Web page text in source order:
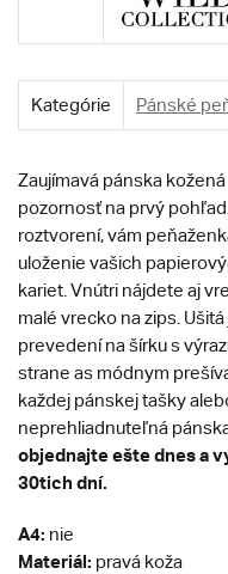
Kategórie Pánské
Zaujímavá pánska
pozornosť na prvý
roztvorení, vám
uloženie vašich
kariet. Vnútri nájdete aj
malé vrecko na zips.
prevedení na šírku s
strane as módnym
každej pánskej tašky
neprehliadnuteľná
objednajte ešte dnes a
30tich dní.
A4: nie
Materiál: pravá koža